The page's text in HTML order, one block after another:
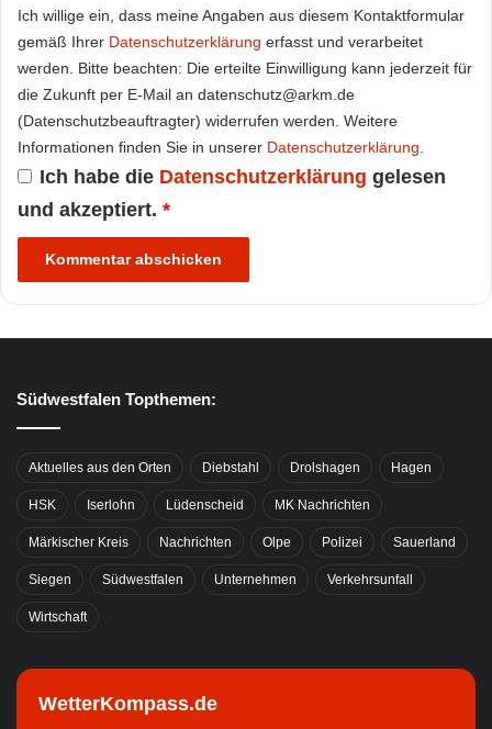
Ich willige ein, dass meine Angaben aus diesem Kontaktformular
gemäß Ihrer Datenschutzerklärung erfasst und verarbeitet
werden. Bitte beachten: Die erteilte Einwilligung kann jederzeit für
die Zukunft per E-Mail an datenschutz@arkm.de
(Datenschutzbeauftragter) widerrufen werden. Weitere
Informationen finden Sie in unserer Datenschutzerklärung
Ich habe die Datenschutzerklärung gelesen
und akzeptiert. *
Südwestfalen Topthemen:
Aktuelles aus den Orten Diebstahl Drolshagen Hagen
HSK Iserlohn Lüdenscheid MK Nachrichten
Märkischer Kreis Nachrichten Olpe Polizei Sauerland
Siegen Südwestfalen Unternehmen Verkehrsunfall
Wirtschaft
WetterKompass.de